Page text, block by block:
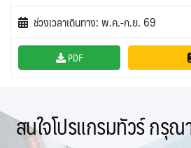
ช่วงเวลาเดินทาง: พ.ค.-ก.ย. 69
PDF
สนใจโปรแกรมทัวร์ กรุ